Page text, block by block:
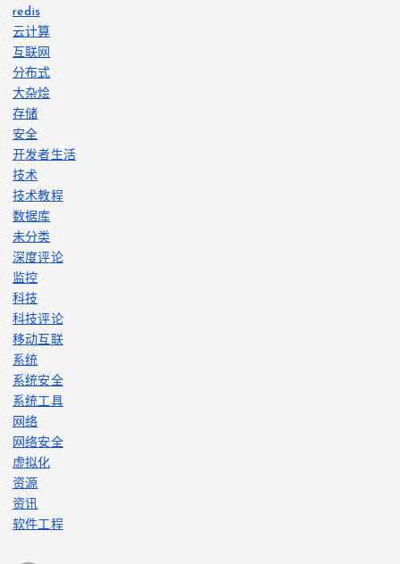
redis
云计算
互联网
分布式
大杂烩
存储
安全
开发者生活
技术
技术教程
数据库
未分类
深度评论
监控
科技
科技评论
移动互联
系统
系统安全
系统工具
网络
网络安全
虚拟化
资源
资讯
软件工程